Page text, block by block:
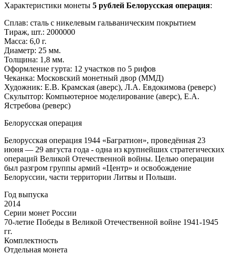
Характеристики монеты 5 рублей Белорусская операция:
Сплав: сталь с никелевым гальваническим покрытием
Тираж, шт.: 2000000
Масса: 6,0 г.
Диаметр: 25 мм.
Толщина: 1,8 мм.
Оформление гурта: 12 участков по 5 рифов
Чеканка: Московский монетный двор (ММД)
Художник: Е.В. Крамская (аверс), Л.А. Евдокимова (реверс)
Скульптор: Компьютерное моделирование (аверс), Е.А.
Ястребова (реверс)
Белорусская операция
Белорусская операция 1944 «Багратион», проведённая 23
июня — 29 августа года - одна из крупнейших стратегических
операций Великой Отечественной войны. Целью операции
был разгром группы армий «Центр» и освобождение
Белоруссии, части территории Литвы и Польши.
Год выпуска
2014
Серии монет России
70-летие Победы в Великой Отечественной войне 1941-1945
гг.
Комплектность
Отдельная монета